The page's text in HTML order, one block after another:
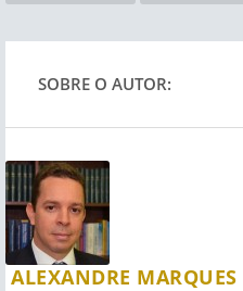
SOBRE O AUTOR:
ALEXANDRE MARQUES